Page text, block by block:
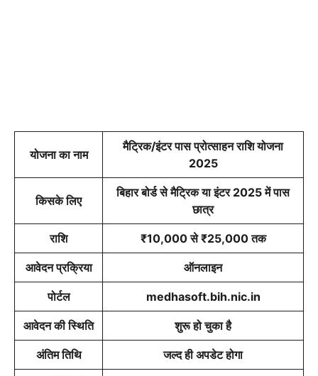
योजना का नाम
मैट्रिक/इंटर पास प्रोत्साहन राशि योजना
2025
किसके लिए
बिहार बोर्ड से मैट्रिक या इंटर 2025 में पास
छात्र
राशि ₹10,000 से ₹25,000 तक
आवेदन प्रक्रिया ऑनलाइन
पोर्टल medhasoft.bih.nic.in
आवेदन की स्थिति शुरू हो चुका है
अंतिम तिथि जल्द ही अपडेट होगा